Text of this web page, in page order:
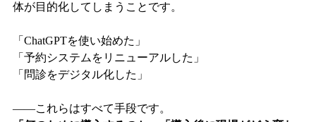
体が目的化してしまうことです。
「ChatGPTを使い始めた」
「予約システムをリニューアルした」
「問診をデジタル化した」
——これらはすべて手段です。